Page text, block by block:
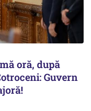
oră, după
Guvern